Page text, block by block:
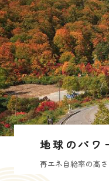
地球のパワ
再エネ自給率の高